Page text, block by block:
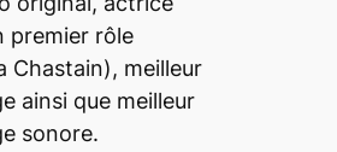
premier rôle
Chastain), meilleur
ainsi que meilleur
sonore.